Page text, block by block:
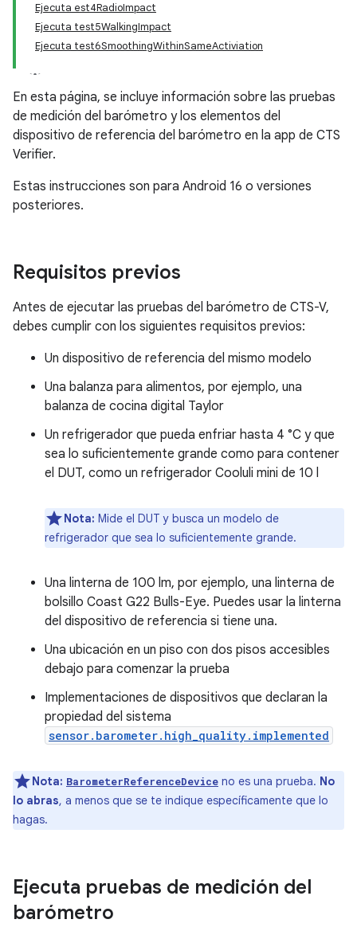
Ejecuta est4RadioImpact
Ejecuta test5WalkingImpact
Ejecuta test6SmoothingWithinSameActiviation
En esta página, se incluye información sobre las pruebas
de medición del barómetro y los elementos del
dispositivo de referencia del barómetro en la app de CTS
Verifier.
Estas instrucciones son para Android 16 o versiones
posteriores.
Requisitos previos
Antes de ejecutar las pruebas del barómetro de CTS-V,
debes cumplir con los siguientes requisitos previos:
Un dispositivo de referencia del mismo modelo
Una balanza para alimentos, por ejemplo, una
balanza de cocina digital Taylor
Un refrigerador que pueda enfriar hasta 4 °C y que
sea lo suficientemente grande como para contener
el DUT, como un refrigerador Cooluli mini de 10 l
Nota: Mide el DUT y busca un modelo de
refrigerador que sea lo suficientemente grande.
Una linterna de 100 lm, por ejemplo, una linterna de
bolsillo Coast G22 Bulls-Eye. Puedes usar la linterna
del dispositivo de referencia si tiene una.
Una ubicación en un piso con dos pisos accesibles
debajo para comenzar la prueba
Implementaciones de dispositivos que declaran la
propiedad del sistema
sensor.barometer.high_quality.implemented
Nota: BarometerReferenceDevice no es una prueba. No
lo abras, a menos que se te indique específicamente que lo
hagas.
Ejecuta pruebas de medición del
barómetro